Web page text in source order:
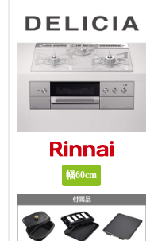
幅60cm